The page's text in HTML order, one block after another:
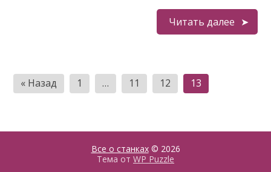
Читать далее
Пагинация
записей
« Назад 1 … 11 12 13
Все о станках© 2026
Тема от WP Puzzle